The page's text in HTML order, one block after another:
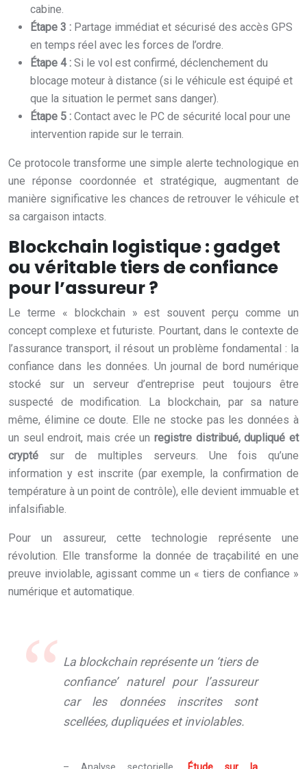
cabine.
Étape 3 : Partage immédiat et sécurisé des accès GPS
en temps réel avec les forces de l’ordre.
Étape 4 : Si le vol est confirmé, déclenchement du
blocage moteur à distance (si le véhicule est équipé et
que la situation le permet sans danger).
Étape 5 : Contact avec le PC de sécurité local pour une
intervention rapide sur le terrain.
Ce protocole transforme une simple alerte technologique en
une réponse coordonnée et stratégique, augmentant de
manière significative les chances de retrouver le véhicule et
sa cargaison intacts.
Blockchain logistique : gadget
ou véritable tiers de confiance
pour l’assureur ?
Le terme « blockchain » est souvent perçu comme un
concept complexe et futuriste. Pourtant, dans le contexte de
l’assurance transport, il résout un problème fondamental : la
confiance dans les données. Un journal de bord numérique
stocké sur un serveur d’entreprise peut toujours être
suspecté de modification. La blockchain, par sa nature
même, élimine ce doute. Elle ne stocke pas les données à
un seul endroit, mais crée un registre distribué, dupliqué et
crypté sur de multiples serveurs. Une fois qu’une
information y est inscrite (par exemple, la confirmation de
température à un point de contrôle), elle devient immuable et
infalsifiable.
Pour un assureur, cette technologie représente une
révolution. Elle transforme la donnée de traçabilité en une
preuve inviolable, agissant comme un « tiers de confiance »
numérique et automatique.
La blockchain représente un ‘tiers de
confiance’ naturel pour l’assureur
car les données inscrites sont
scellées, dupliquées et inviolables.